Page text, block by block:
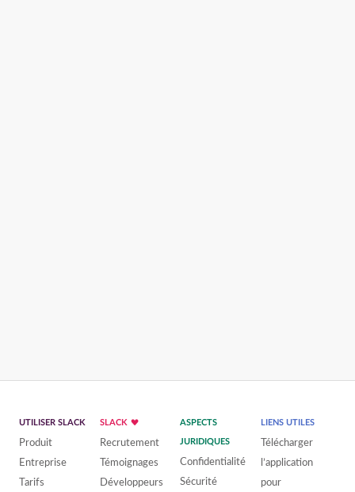
UTILISER SLACK
Produit
Entreprise
Tarifs
SLACK
Recrutement
Témoignages
Développeurs
ASPECTS
JURIDIQUES
Confidentialité
Sécurité
LIENS UTILES
Télécharger
l’application
pour